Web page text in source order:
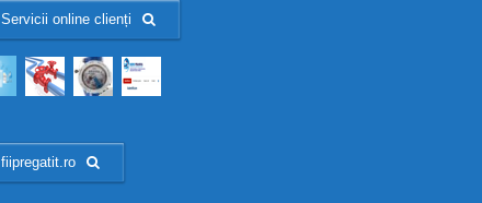
Servicii online clienți
fiipregatit.ro